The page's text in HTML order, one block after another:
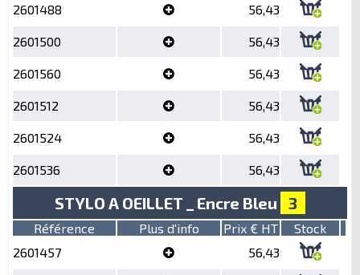
2601488 56,43
2601500 56,43
2601560 56,43
2601512 56,43
2601524 56,43
2601536 56,43
STYLO A OEILLET _ Encre Bleu 3
Référence Plus d'info Prix € HT
Stock
2601457
56,43